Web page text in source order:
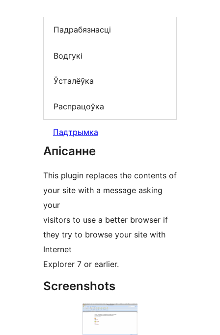
Падрабязнасці
Водгукі
Ўсталёўка
Распрацоўка
Падтрымка
Апісанне
This plugin replaces the contents of
your site with a message asking
your
visitors to use a better browser if
they try to browse your site with
Internet
Explorer 7 or earlier.
Screenshots